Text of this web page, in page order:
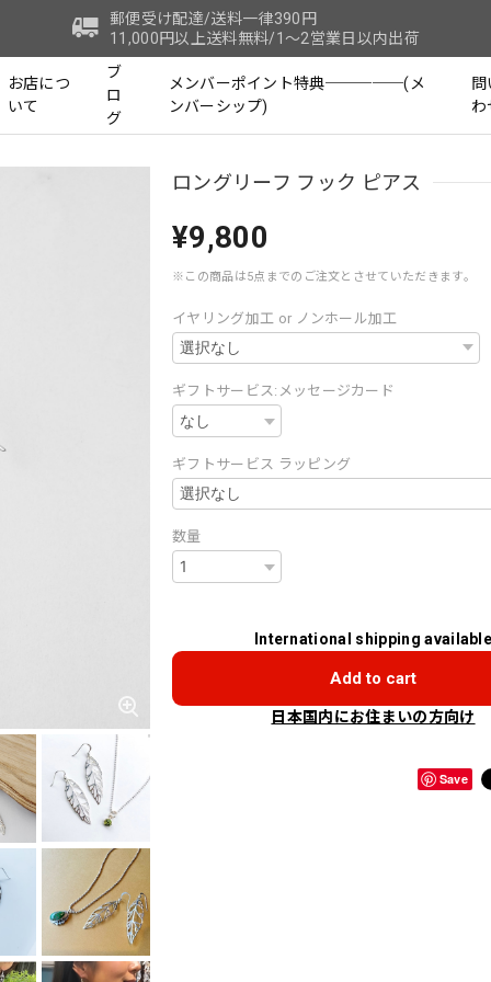
郵便受け配達/送料一律390円
11,000円以上送料無料/1～2営業日以内出荷
お店につ
いて
ブ
ロ
グ
メンバーポイント特典─────(メ
ンバーシップ)
わ
ロングリーフ フック ピアス
¥9,800
※この商品は5点までのご注文とさせていただきます。
イヤリング加工 or ノンホール加工
ギフトサービス:メッセージカード
ギフトサービス ラッピング
数量
International shipping
Add to cart
日本国内にお住まいの方向け
Save